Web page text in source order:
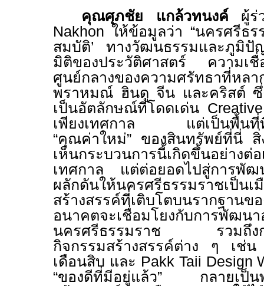
คุณศุภชัย แกล้วทนงค์ ผู้ร่
Nakhon ให้ข้อมูลว่า “นครศรีธร
สมบัติ’ ทางวัฒนธรรมและภูมิ
มิติของประวัติศาสตร์ ความ
ศูนย์กลางของความศรัทธา
พราหมณ์ ฮินดู จีน และคริสต์ ซึ่
เป็นอัตลักษณ์ที่โดดเด่น
เพียงเทศกาล แต่เป็นพื้นที่ที่
“คุณค่าใหม่” ของสินทรัพย์ที่นี่ สิ่
เห็นกระบวนการนี้เกิดขึ้นอย่างต่
เทศกาล แต่ต่อยอดไปสู่การพัฒ
ผลักดันให้นครศรีธรรมราชเป็นเ
สร้างสรรค์ที่เติบโตบนรากฐา
อนาคตจะเชื่อมโยงกับการพัฒน
นครศรีธรรมราช รวมถึง
กิจกรรมสร้างสรรค์ต่าง ๆ เช่
เดือนสิบ และ Pakk Taii Design
“ของดีที่มีอยู่แล้ว” กลายเป็นพลั